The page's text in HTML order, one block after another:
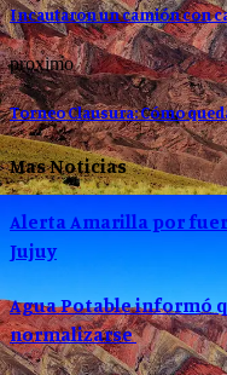
Incautaron un camión con
proximo
Torneo Clausura: Cómo
Mas Noticias
Alerta Amarilla por
Jujuy
Agua Potable informó
normalizarse